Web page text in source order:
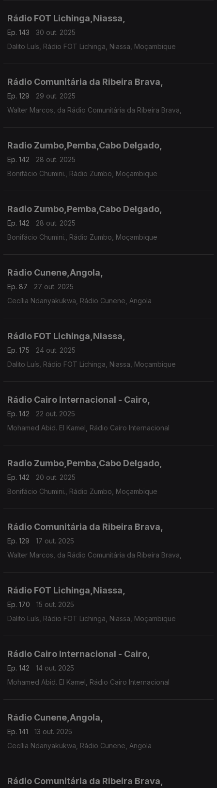
Rádio FOT Lichinga,Niassa,
Ep. 143
30 out. 2025
Dalito Luís, Rádio FOT Lichinga, Niassa, Moçambique
Rádio Comunitária da Ribeira Brava,
Ep. 129
29 out. 2025
Walter Marcos, da Rádio Comunitária da Ribeira Brava,
Radio Zumbo,Pemba,Cabo Delgado,
Ep. 142
28 out. 2025
Bonifácio Chumini., Rádio Zumbo, Moçambique
Radio Zumbo,Pemba,Cabo Delgado,
Ep. 142
28 out. 2025
Bonifácio Chumini., Rádio Zumbo, Moçambique
Rádio Cunene,Angola,
Ep. 87
27 out. 2025
Cecília Ndanyakukwa, Rádio Cunene, Angola
Rádio FOT Lichinga,Niassa,
Ep. 175
24 out. 2025
Dalito Luís, Rádio FOT Lichinga, Niassa, Moçambique
Rádio Cairo Internacional - Cairo,
Ep. 142
22 out. 2025
Mohamed Abid. El Kamel, Rádio Cairo Internacional
Radio Zumbo,Pemba,Cabo Delgado,
Ep. 142
20 out. 2025
Bonifácio Chumini., Rádio Zumbo, Moçambique
Rádio Comunitária da Ribeira Brava,
Ep. 129
17 out. 2025
Walter Marcos, da Rádio Comunitária da Ribeira Brava,
Rádio FOT Lichinga,Niassa,
Ep. 170
15 out. 2025
Dalito Luís, Rádio FOT Lichinga, Niassa, Moçambique
Rádio Cairo Internacional - Cairo,
Ep. 142
14 out. 2025
Mohamed Abid. El Kamel, Rádio Cairo Internacional
Rádio Cunene,Angola,
Ep. 141
13 out. 2025
Cecília Ndanyakukwa, Rádio Cunene, Angola
Rádio Comunitária da Ribeira Brava,